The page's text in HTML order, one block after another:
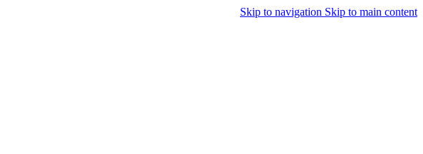
Skip to navigation Skip to main content